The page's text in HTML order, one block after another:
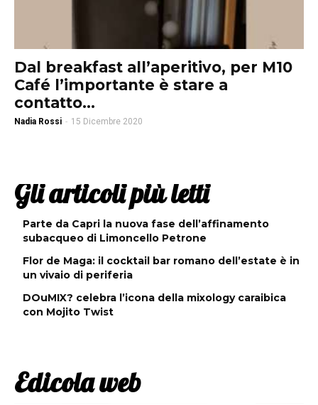
Dal breakfast all’aperitivo, per M10
Café l’importante è stare a
contatto...
Nadia Rossi - 15 Dicembre 2020
Gli articoli più letti
Parte da Capri la nuova fase dell’affinamento
subacqueo di Limoncello Petrone
Flor de Maga: il cocktail bar romano dell’estate è in
un vivaio di periferia
DOuMIX? celebra l’icona della mixology caraibica
con Mojito Twist
Edicola web